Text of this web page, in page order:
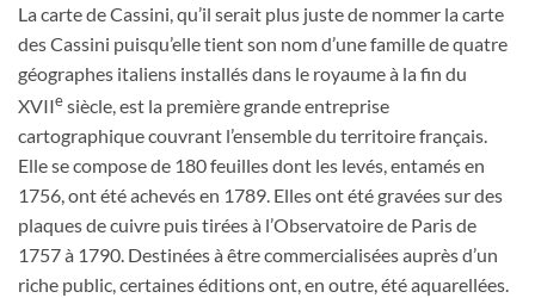
La carte de Cassini, qu’il serait plus juste de nommer la carte
des Cassini puisqu’elle tient son nom d’une famille de quatre
géographes italiens installés dans le royaume à la fin du
XVIIesiècle, est la première grande entreprise
cartographique couvrant l’ensemble du territoire français.
Elle se compose de 180 feuilles dont les levés, entamés en
1756, ont été achevés en 1789. Elles ont été gravées sur des
plaques de cuivre puis tirées à l’Observatoire de Paris de
1757 à 1790. Destinées à être commercialisées auprès d’un
riche public, certaines éditions ont, en outre, été aquarellées.